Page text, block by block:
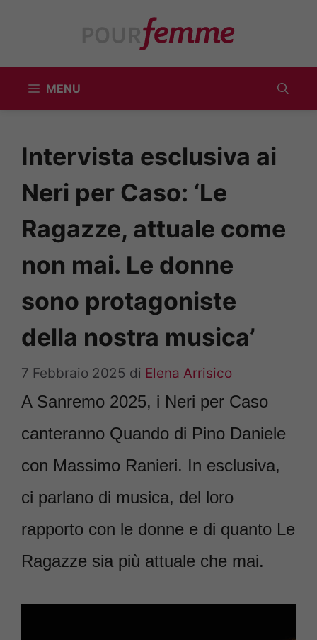
MENU
Intervista esclusiva ai
Neri per Caso: ‘Le
Ragazze, attuale come
non mai. Le donne
sono protagoniste
della nostra musica’
7 Febbraio 2025 di Elena Arrisico
A Sanremo 2025, i Neri per Caso
canteranno Quando di Pino Daniele
con Massimo Ranieri. In esclusiva,
ci parlano di musica, del loro
rapporto con le donne e di quanto Le
Ragazze sia più attuale che mai.